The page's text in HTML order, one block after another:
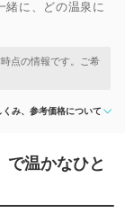
緒に、どの温泉に
み、参考価格について
で温かなひと